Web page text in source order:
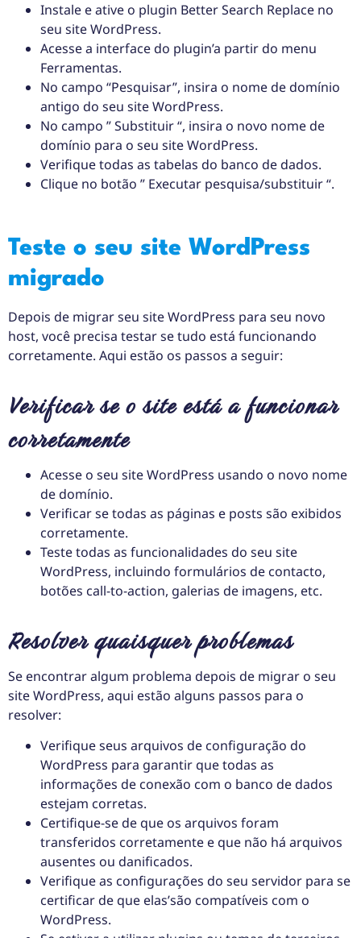
Instale e ative o plugin Better Search Replace no
seu site WordPress.
Acesse a interface do plugin’a partir do menu
Ferramentas.
No campo “Pesquisar”, insira o nome de domínio
antigo do seu site WordPress.
No campo ” Substituir “, insira o novo nome de
domínio para o seu site WordPress.
Verifique todas as tabelas do banco de dados.
Clique no botão ” Executar pesquisa/substituir “.
Teste o seu site WordPress
migrado
Depois de migrar seu site WordPress para seu novo
host, você precisa testar se tudo está funcionando
corretamente. Aqui estão os passos a seguir:
Verificar se o site está a funcionar
corretamente
Acesse o seu site WordPress usando o novo nome
de domínio.
Verificar se todas as páginas e posts são exibidos
corretamente.
Teste todas as funcionalidades do seu site
WordPress, incluindo formulários de contacto,
botões call-to-action, galerias de imagens, etc.
Resolver quaisquer problemas
Se encontrar algum problema depois de migrar o seu
site WordPress, aqui estão alguns passos para o
resolver:
Verifique seus arquivos de configuração do
WordPress para garantir que todas as
informações de conexão com o banco de dados
estejam corretas.
Certifique-se de que os arquivos foram
transferidos corretamente e que não há arquivos
ausentes ou danificados.
Verifique as configurações do seu servidor para se
certificar de que elas’são compatíveis com o
WordPress.